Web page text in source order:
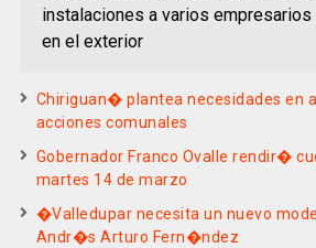
instalaciones a varios
en el exterior
Chiriguan� plantea necesidades en
acciones comunales
Gobernador Franco Ovalle rendir�
martes 14 de marzo
�Valledupar necesita un nuevo
Andr�s Arturo Fern�ndez